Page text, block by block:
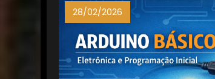
28/02/2026